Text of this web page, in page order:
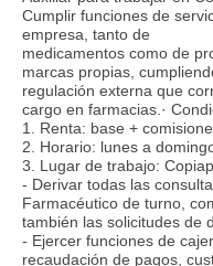
Cumplir funciones de
empresa, tanto de
medicamentos como de
marcas propias,
regulación externa que
cargo en farmacias.·
1. Renta: base +
2. Horario: lunes a
3. Lugar de trabajo:
- Derivar todas las
Farmacéutico de turno,
también las solicitudes de
- Ejercer funciones de
recaudación de pagos,